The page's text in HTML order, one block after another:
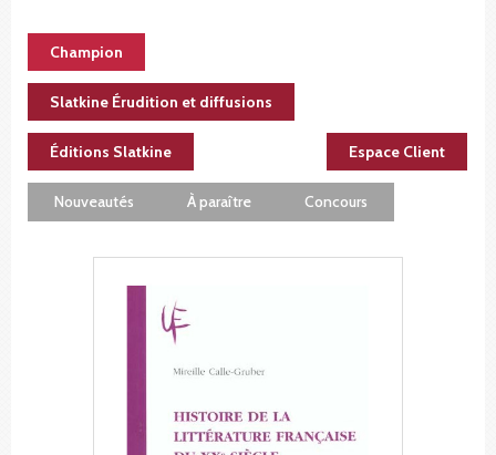
Champion
Slatkine Érudition et diffusions
Éditions Slatkine Espace Client
Nouveautés À paraître Concours